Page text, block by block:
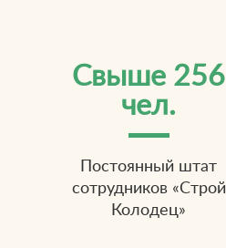
Свыше 256
чел.
Постоянный штат
сотрудников «Строй
Колодец»